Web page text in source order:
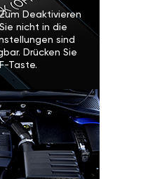
Deaktivieren
nicht in die
sind
Drücken Sie
Taste.